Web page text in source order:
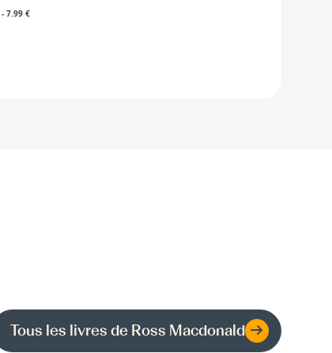
- 7.99 €
Tous les livres de Ross Macdonald